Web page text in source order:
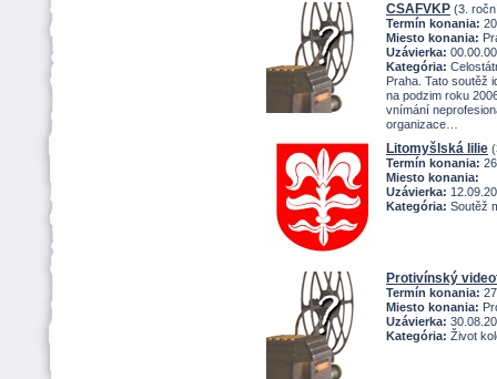
CSAFVKP (3.
Termín konania:
Miesto konania:
Uzávierka:
Kategória:
Praha. Tato soutěž
na podzim roku
vnímání
organizace
Litomyšlská lilie
Termín konania:
Miesto konania:
Uzávierka:
Kategória: Soutěž
Protivínský
Termín konania:
Miesto konania:
Uzávierka:
Kategória: ivot